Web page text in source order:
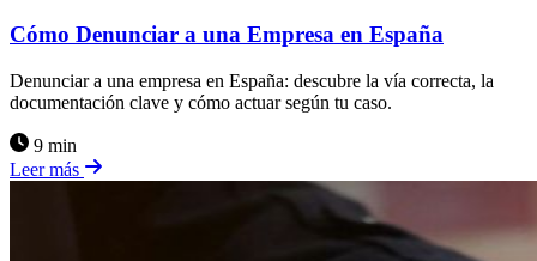
Cómo Denunciar a una Empresa en España
Denunciar a una empresa en España: descubre la vía correcta, la
documentación clave y cómo actuar según tu caso.
9 min
Leer más